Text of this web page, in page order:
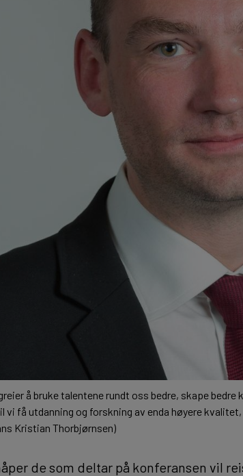
å bruke talentene rundt oss bedre, skape
vi få utdanning og forskning av enda høyere
Kristian Thorbjørnsen)
de som deltar på konferansen vil